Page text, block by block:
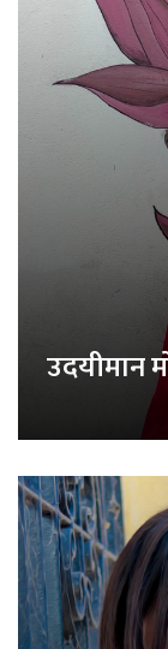
उदयीमान